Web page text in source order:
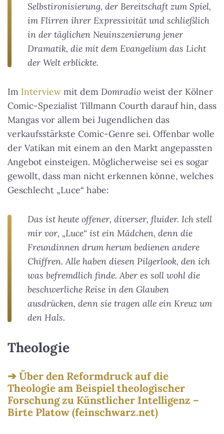
Selbstironisierung, der Bereitschaft zum Spiel,
im Flirren ihrer Expressivität und schließlich
in der täglichen Neuinszenierung jener
Dramatik, die mit dem Evangelium das Licht
der Welt erblickte.
Im Interview mit dem Domradio weist der Kölner
Comic-Spezialist Tillmann Courth darauf hin, dass
Mangas vor allem bei Jugendlichen das
verkaufsstärkste Comic-Genre sei. Offenbar wolle
der Vatikan mit einem an den Markt angepassten
Angebot einsteigen. Möglicherweise sei es sogar
gewollt, dass man nicht erkennen könne, welches
Geschlecht „Luce“ habe:
Das ist heute offener, diverser, fluider. Ich stell
mir vor, „Luce“ ist ein Mädchen, denn die
Freundinnen drum herum bedienen andere
Chiffren. Alle haben diesen Pilgerlook, den ich
was befremdlich finde. Aber es soll wohl die
beschwerliche Reise in den Glauben
ausdrücken, denn sie tragen alle ein Kreuz um
den Hals.
Theologie
Über den Reformdruck auf die
Theologie am Beispiel theologischer
Forschung zu Künstlicher Intelligenz –
Birte Platow (feinschwarz.net)